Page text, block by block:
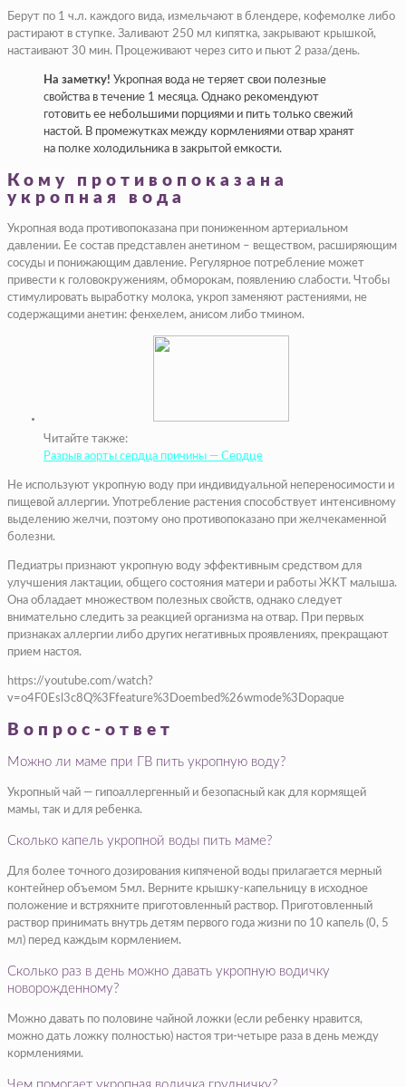
Берут по 1 ч.л. каждого вида, измельчают в блендере, кофемолке либо
растирают в ступке. Заливают 250 мл кипятка, закрывают крышкой,
настаивают 30 мин. Процеживают через сито и пьют 2 раза/день.
На заметку! Укропная вода не теряет свои полезные
свойства в течение 1 месяца. Однако рекомендуют
готовить ее небольшими порциями и пить только свежий
настой. В промежутках между кормлениями отвар хранят
на полке холодильника в закрытой емкости.
Кому противопоказана
укропная вода
Укропная вода противопоказана при пониженном артериальном
давлении. Ее состав представлен анетином – веществом, расширяющим
сосуды и понижающим давление. Регулярное потребление может
привести к головокружениям, обморокам, появлению слабости. Чтобы
стимулировать выработку молока, укроп заменяют растениями, не
содержащими анетин: фенхелем, анисом либо тмином.
Читайте также:
Разрыв аорты сердца причины — Сердце
Не используют укропную воду при индивидуальной непереносимости и
пищевой аллергии. Употребление растения способствует интенсивному
выделению желчи, поэтому оно противопоказано при желчекаменной
болезни.
Педиатры признают укропную воду эффективным средством для
улучшения лактации, общего состояния матери и работы ЖКТ малыша.
Она обладает множеством полезных свойств, однако следует
внимательно следить за реакцией организма на отвар. При первых
признаках аллергии либо других негативных проявлениях, прекращают
прием настоя.
https://youtube.com/watch?
v=o4F0Esl3c8Q%3Ffeature%3Doembed%26wmode%3Dopaque
Вопрос-ответ
Можно ли маме при ГВ пить укропную воду?
Укропный чай — гипоаллергенный и безопасный как для кормящей
мамы, так и для ребенка.
Сколько капель укропной воды пить маме?
Для более точного дозирования кипяченой воды прилагается мерный
контейнер объемом 5мл. Верните крышку-капельницу в исходное
положение и встряхните приготовленный раствор. Приготовленный
раствор принимать внутрь детям первого года жизни по 10 капель (0, 5
мл) перед каждым кормлением.
Сколько раз в день можно давать укропную водичку
новорожденному?
Можно давать по половине чайной ложки (если ребенку нравится,
можно дать ложку полностью) настоя три-четыре раза в день между
кормлениями.